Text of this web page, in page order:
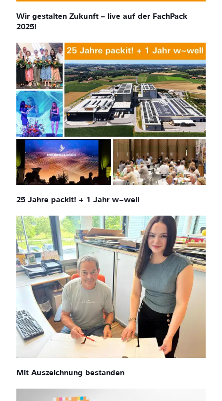
Wir gestalten Zukunft – live auf der FachPack
2025!
25 Jahre packit! + 1 Jahr w~well
Mit Auszeichnung bestanden